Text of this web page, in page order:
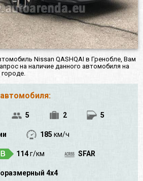
Nissan QASHQAI в Гренобле, Вам
на наличие данного автомобиля на
5 2 5
185 км/ч
114г/км SFAR
4x4